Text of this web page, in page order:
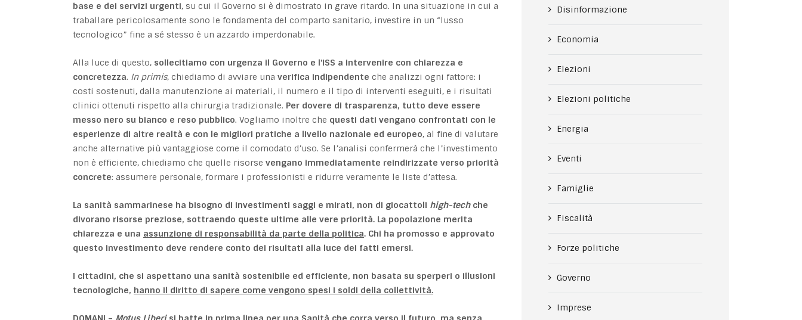
base e dei servizi urgenti, su cui il Governo si è dimostrato in grave ritardo. In una situazione in cui a
traballare pericolosamente sono le fondamenta del comparto sanitario, investire in un “lusso
tecnologico” fine a sé stesso è un azzardo imperdonabile.
Alla luce di questo, sollecitiamo con urgenza il Governo e l’ISS a intervenire con chiarezza e
concretezza. In primis, chiediamo di avviare una verifica indipendente che analizzi ogni fattore: i
costi sostenuti, dalla manutenzione ai materiali, il numero e il tipo di interventi eseguiti, e i risultati
clinici ottenuti rispetto alla chirurgia tradizionale. Per dovere di trasparenza, tutto deve essere
messo nero su bianco e reso pubblico. Vogliamo inoltre che questi dati vengano confrontati con le
esperienze di altre realtà e con le migliori pratiche a livello nazionale ed europeo, al fine di valutare
anche alternative più vantaggiose come il comodato d’uso. Se l’analisi confermerà che l’investimento
non è efficiente, chiediamo che quelle risorse vengano immediatamente reindirizzate verso priorità
concrete: assumere personale, formare i professionisti e ridurre veramente le liste d’attesa.
La sanità sammarinese ha bisogno di investimenti saggi e mirati, non di giocattoli high-techche
divorano risorse preziose, sottraendo queste ultime alle vere priorità. La popolazione merita
chiarezza e una assunzione di responsabilità da parte della politica. Chi ha promosso e approvato
questo investimento deve rendere conto dei risultati alla luce dei fatti emersi.
I cittadini, che si aspettano una sanità sostenibile ed efficiente, non basata su sperperi o illusioni
tecnologiche, hanno il diritto di sapere come vengono spesi i soldi della collettività.
Disinformazione
Economia
Elezioni
Elezioni politiche
Energia
Eventi
Famiglie
Fiscalità
Forze politiche
Governo
Imprese